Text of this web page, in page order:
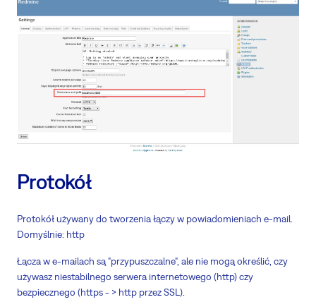
Protokół
Protokół używany do tworzenia łączy w powiadomieniach e-mail.
Domyślnie: http
Łącza w e-mailach są "przypuszczalne", ale nie mogą określić, czy
używasz niestabilnego serwera internetowego (http) czy
bezpiecznego (https - > http przez SSL).